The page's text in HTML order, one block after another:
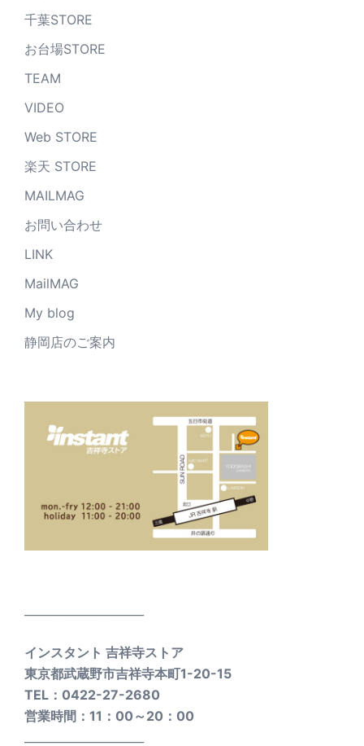
千葉STORE
お台場STORE
TEAM
VIDEO
Web STORE
楽天 STORE
MAILMAG
お問い合わせ
LINK
MailMAG
My blog
静岡店のご案内
インスタント 吉祥寺ストア
東京都武蔵野市吉祥寺本町1-20-15
TEL：0422-27-2680
営業時間：11：00～20：00